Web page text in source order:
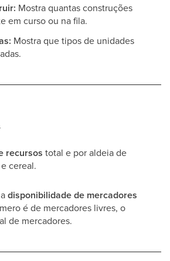
Mostra quantas construções
em curso ou na fila.
Mostra que tipos de unidades
recursos total e por aldeia de
cereal.
disponibilidade de mercadores
é de mercadores livres, o
de mercadores.